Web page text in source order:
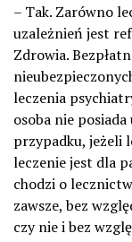
– Tak. Zarówno
uzależnień jest
Zdrowia.
leczenia
osoba nie
przypadku, jeżeli
leczenie jest dla
chodzi o
zawsze, bez
czy nie i bez